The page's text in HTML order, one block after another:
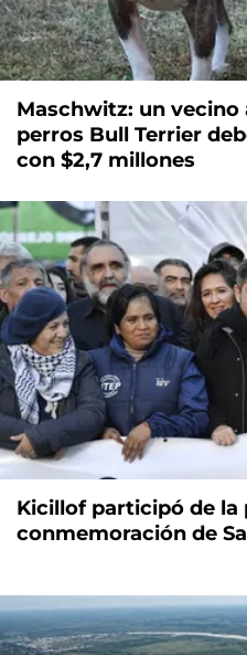
Maschwitz: un vecino
perros Bull Terrier
con $2,7 millones
Kicillof participó de la
conmemoración de